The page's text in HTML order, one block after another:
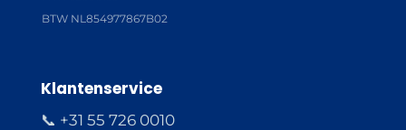
BTW NL854977867B02
Klantenservice
📞 +31 55 726 0010